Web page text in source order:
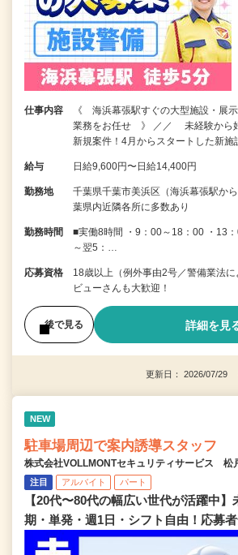
仕事内容
《 海浜幕張駅すぐの大型施設・展
業務をお任せ 》 ／／ 未経験から
新規案件！4月からスタートした新施
給与 日給9,600円〜日給14,400円
勤務地
千葉県千葉市美浜区（海浜幕張駅か
葉県内近隣各所に多数あり
勤務時間
■実働8時間 ・9：00～18：00 ・13
～翌5：…
応募資格
18歳以上（例外事由2号／警備業法
ビューさんも大歓迎！
後で見る 詳細を見
更新日： 2026/07/29
NEW
駐車場周辺で案内誘導スタッフ
株式会社VOLLMONTセキュリティサービス 松
注目 アルバイト パート
【20代〜80代の幅広い世代が活躍中
期・単発・週1日・シフト自由！応募者